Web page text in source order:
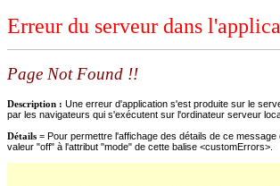
Erreur du serveur dans
Page Not Found !!
Description : Une erreur d'application s'est produite sur le
par les navigateurs qui s'exécutent sur l'ordinateur serveur
Détails = Pour permettre l'affichage des détails de ce
valeur "off" à l'attribut "mode" de cette balise <customErrors>.